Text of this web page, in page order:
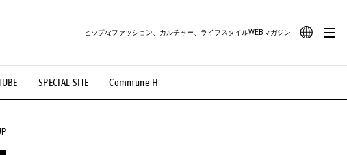
SPECIAL SITE Commune H
ヒップなファッション、カルチャー、ライフスタイルWEBマガジン
鑑 #路地裏てぃーん。 #MONTHLY JOURNAL
#MOVIE #LIFESTYLE #SNEAKER #OUTDOOR